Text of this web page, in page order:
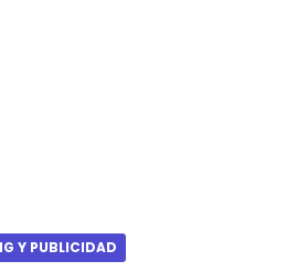
Y PUBLICIDAD